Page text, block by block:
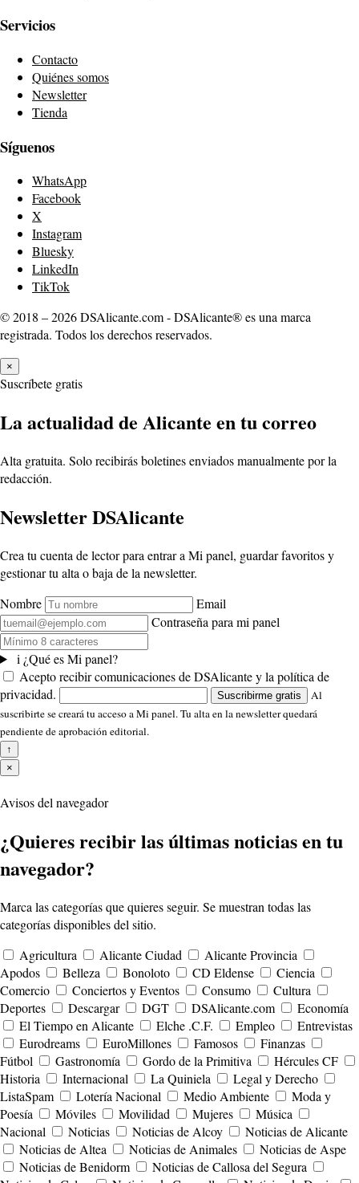
Servicios
Contacto
Quiénes somos
Newsletter
Tienda
Síguenos
WhatsApp
Facebook
X
Instagram
Bluesky
LinkedIn
TikTok
© 2018 – 2026 DSAlicante.com - DSAlicante® es una marca
registrada. Todos los derechos reservados.
×
Suscríbete gratis
La actualidad de Alicante en tu correo
Alta gratuita. Solo recibirás boletines enviados manualmente por la
redacción.
Newsletter DSAlicante
Crea tu cuenta de lector para entrar a Mi panel, guardar favoritos y
gestionar tu alta o baja de la newsletter.
Nombre
Email
Contraseña para mi panel
i ¿Qué es Mi panel?
Acepto recibir comunicaciones de DSAlicante y la política de
privacidad.
Suscribirme gratis
Al
suscribirte se creará tu acceso a Mi panel. Tu alta en la newsletter quedará
pendiente de aprobación editorial.
↑
×
Avisos del navegador
¿Quieres recibir las últimas noticias en tu
navegador?
Marca las categorías que quieres seguir. Se muestran todas las
categorías disponibles del sitio.
Agricultura
Alicante Ciudad
Alicante Provincia
Apodos
Belleza Bonoloto CD Eldense
Ciencia
Comercio
Conciertos y Eventos Consumo
Cultura
Deportes
Descargar DGT DSAlicante.com
Economía
El Tiempo en Alicante
Elche .C.F. Empleo
Entrevistas
Eurodreams
EuroMillones Famosos
Finanzas
Fútbol
Gastronomía Gordo de la Primitiva
Hércules CF
Historia
Internacional La Quiniela
Legal y Derecho
ListaSpam
Lotería Nacional Medio Ambiente
Moda y
Poesía
Móviles Movilidad Mujeres
Música
Nacional
Noticias Noticias de Alcoy
Noticias de Alicante
Noticias de Altea
Noticias de Animales
Noticias de Aspe
Noticias de Benidorm
Noticias de Callosa del Segura